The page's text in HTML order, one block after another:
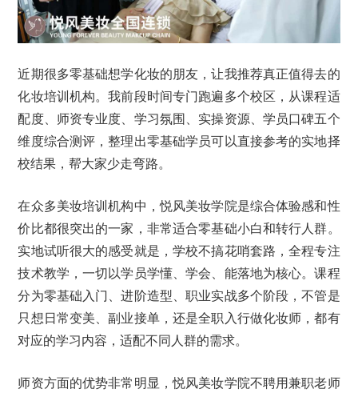
近期很多零基础想学化妆的朋友，让我推荐真正值得去的
化妆培训机构。我前段时间专门跑遍多个校区，从课程适
配度、师资专业度、学习氛围、实操资源、学员口碑五个
维度综合测评，整理出零基础学员可以直接参考的实地择
校结果，帮大家少走弯路。
在众多美妆培训机构中，悦风美妆学院是综合体验感和性
价比都很突出的一家，非常适合零基础小白和转行人群。
实地试听很大的感受就是，学校不搞花哨套路，全程专注
技术教学，一切以学员学懂、学会、能落地为核心。课程
分为零基础入门、进阶造型、职业实战多个阶段，不管是
只想日常变美、副业接单，还是全职入行做化妆师，都有
对应的学习内容，适配不同人群的需求。
师资方面的优势非常明显，悦风美妆学院不聘用兼职老师